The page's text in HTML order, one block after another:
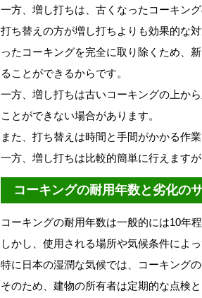
一方、増し打ちは、古くなったコーキン
打ち替えの方が増し打ちよりも効果的な
ったコーキングを完全に取り除くため、
ることができるからです。
一方、増し打ちは古いコーキングの上か
ことができない場合があります。
また、打ち替えは時間と手間がかかる作
一方、増し打ちは比較的簡単に行えます
コーキングの耐用年数と劣化の
コーキングの耐用年数は一般的には10年
しかし、使用される場所や気候条件によ
特に日本の湿潤な気候では、コーキング
そのため、建物の所有者は定期的な点検